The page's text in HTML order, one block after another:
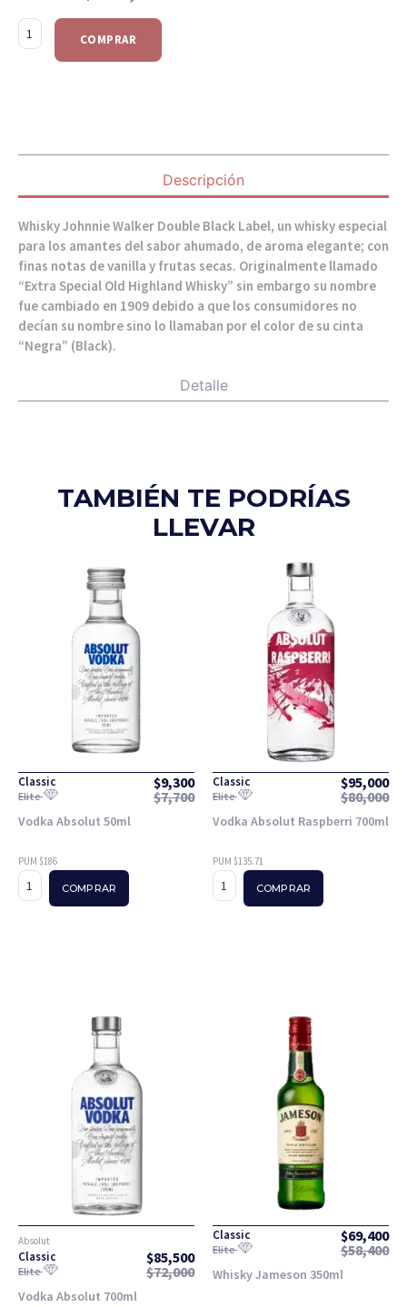
COMPRAR
Descripción
Detalle
Whisky Johnnie Walker Double Black Label, un whisky especial
para los amantes del sabor ahumado, de aroma elegante; con
finas notas de vanilla y frutas secas. Originalmente llamado
“Extra Special Old Highland Whisky” sin embargo su nombre
fue cambiado en 1909 debido a que los consumidores no
decían su nombre sino lo llamaban por el color de su cinta
“Negra” (Black).
TAMBIÉN TE PODRÍAS
LLEVAR
Classic $9,300
Elite $7,700
Vodka Absolut 50ml
PUM $186
COMPRAR
Classic $95,000
Elite $80,000
Vodka Absolut Raspberri 700ml
PUM $135.71
COMPRAR
Absolut
Classic $85,500
Elite $72,000
Vodka Absolut 700ml
Classic $69,400
Elite $58,400
Whisky Jameson 350ml